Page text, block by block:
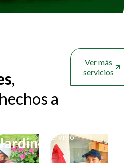
,
a
Ver más
servicios
Paisajismo
servicio